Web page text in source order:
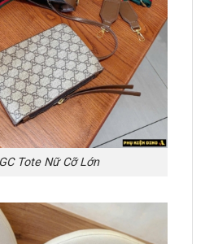
Tote Nữ Cỡ Lớn